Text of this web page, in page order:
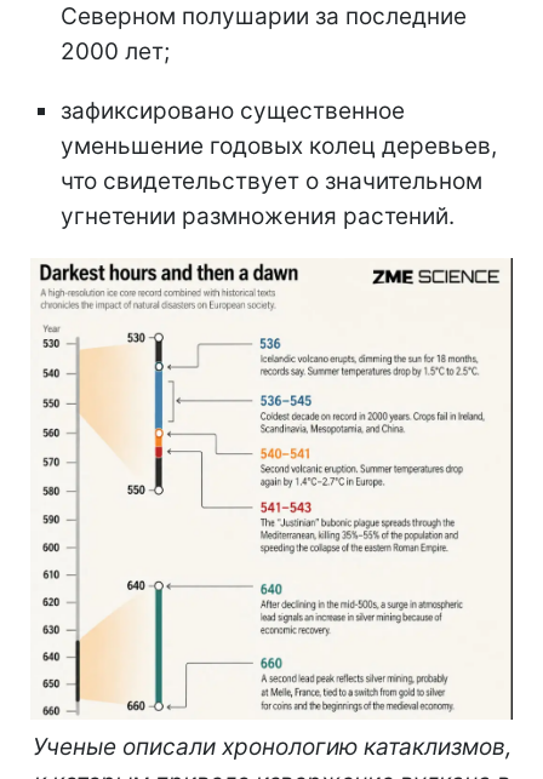
Северном полушарии за последние
2000 лет;
зафиксировано существенное
уменьшение годовых колец деревьев,
что свидетельствует о значительном
угнетении размножения растений.
Ученые описали хронологию катаклизмов,